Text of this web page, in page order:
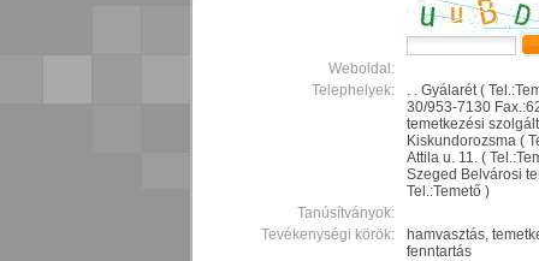
Weboldal:
Telephelyek:
. . Gyálarét (
30/953-7130
temetkezési
Kiskundorozsma (
Attila u. 11. (
Szeged Belvárosi
Tel.:Temető )
Tanúsítványok:
Tevékenységi körök:
hamvasztás,
fenntartás